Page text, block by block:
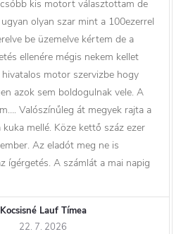
kis motort választottam de
olyan szar mint a 100ezerrel
be üzemelve kértem de a
ellenére mégis nekem kellet
motor szervizbe hogy
azok sem boldogulnak vele. A
Valószínűleg át megyek rajta a
mellé. Köze kettő száz ezer
Az eladót meg ne is
ígérgetés. A számlát a mai napig
Kocsisné Lauf Tímea
22. 7. 2026